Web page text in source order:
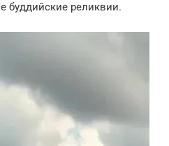
буддийские реликвии.